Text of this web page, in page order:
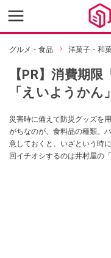
グルメ・食品 洋菓子・和
【PR】消費期
「えいようか
災害時に備えて防災グッズを
がちなのが、食料品の種類。
意しておくと、いざという時
回イチオシするのは井村屋の
能で、備蓄食品として最適な